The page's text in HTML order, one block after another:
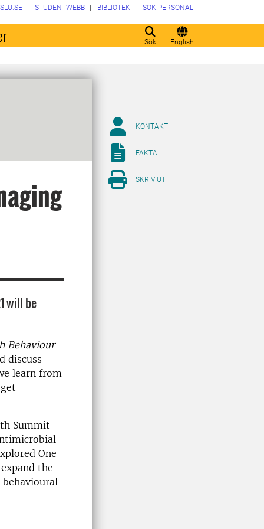
Sök English
SLU.SE STUDENTWEBB BIBLIOTEK SÖK PERSONAL
will be
Behaviour
discuss
learn from
Summit
One
the
KONTAKT
FAKTA
SKRIV UT